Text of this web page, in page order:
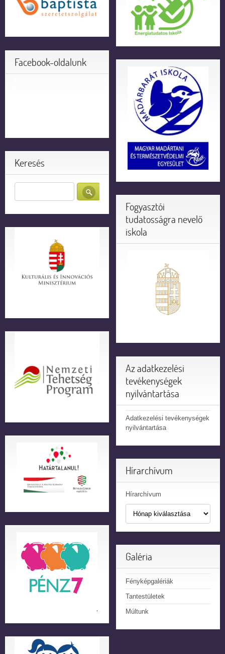
Facebook-oldalunk
Keresés
Fogyasztói
tudatosságra nevelő
iskola
Az adatkezelési
tevékenységek
nyilvántartása
Adatkezelési tevékenységek
nyilvántartása
Hírarchívum
Hírarchívum
Galéria
Fényképgalériák
Tantestületek
Múltunk